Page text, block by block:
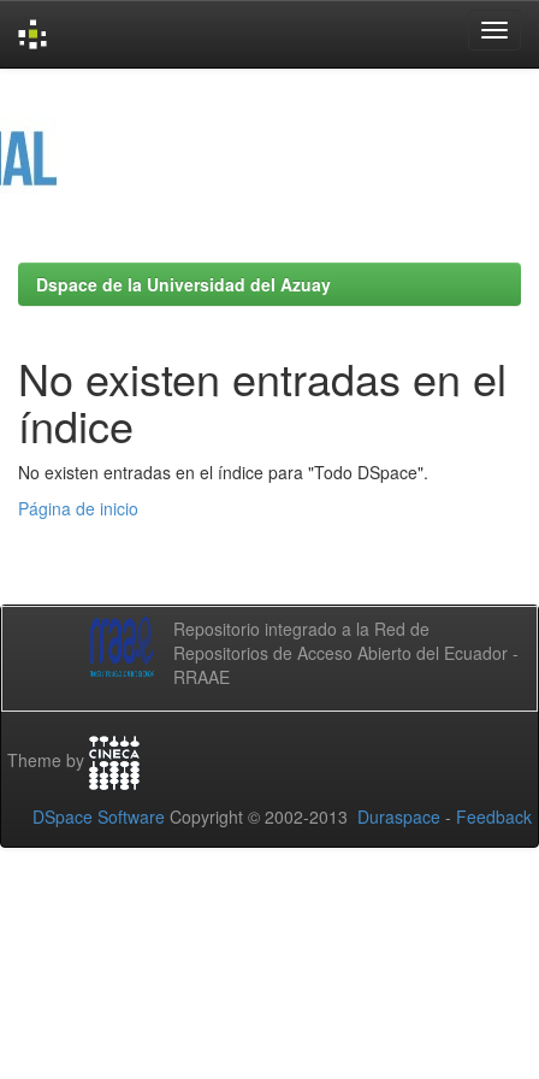
Dspace de la Universidad del Azuay
No existen entradas en el
índice
No existen entradas en el índice para "Todo DSpace".
Página de inicio
Repositorio integrado a la Red de
Repositorios de Acceso Abierto del Ecuador -
RRAAE
Theme by
DSpace Software Copyright © 2002-2013 Duraspace - Feedback